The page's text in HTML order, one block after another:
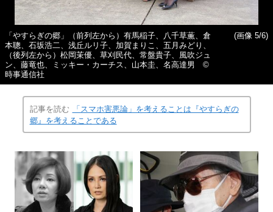
「やすらぎの郷」（前列左から）有馬稲子、八千草薫、倉
本聰、石坂浩二、浅丘ルリ子、加賀まりこ、五月みどり、
（後列左から）松岡茉優、草刈民代、常盤貴子、風吹ジュ
ン、藤竜也、ミッキー・カーチス、山本圭、名高達男 ©
時事通信社
(画像 5/6)
記事を読む
「スマホ害悪論」を考えることは『やすらぎの
郷』を考えることである